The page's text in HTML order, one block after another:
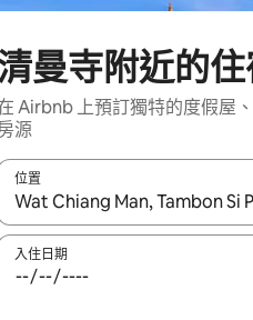
曼寺附近的
Airbnb 上預訂獨特的度假屋
源
位置
如有搜尋結果，瀏覽內容時請使用
入住日期